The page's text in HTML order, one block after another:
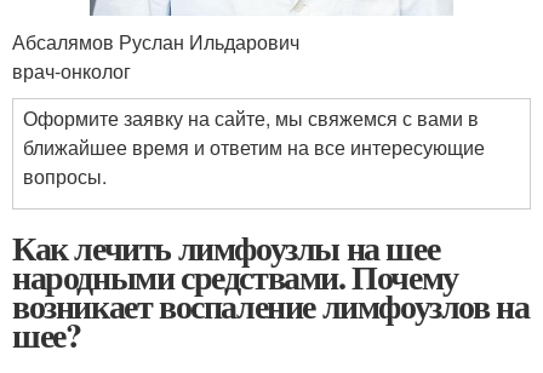
Абсалямов Руслан Ильдарович
врач-онколог
Оформите заявку на сайте, мы свяжемся с вами в
ближайшее время и ответим на все интересующие
вопросы.
Как лечить лимфоузлы на шее
народными средствами. Почему
возникает воспаление лимфоузлов на
шее?